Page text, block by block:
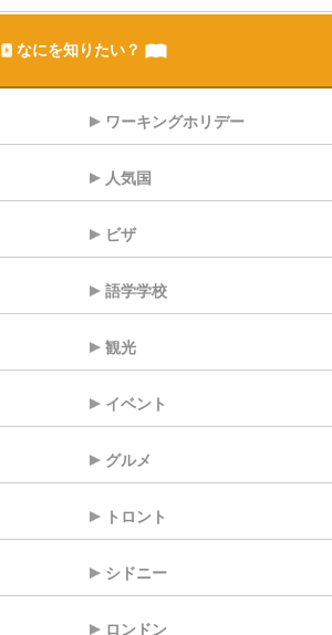
なにを知りたい？
ワーキングホリデー
人気国
ビザ
語学学校
観光
イベント
グルメ
トロント
シドニー
ロンドン